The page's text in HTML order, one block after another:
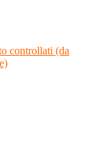
controllati (da